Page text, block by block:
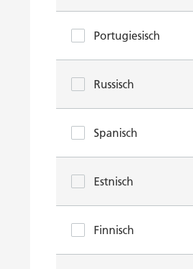
Portugiesisch
Russisch
Spanisch
Estnisch
Finnisch